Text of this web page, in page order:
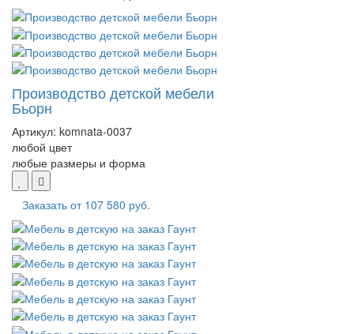
Производство детской мебели
Бьорн
Артикул: komnata-0037
любой цвет
любые размеры и форма
Заказать от 107 580 руб.